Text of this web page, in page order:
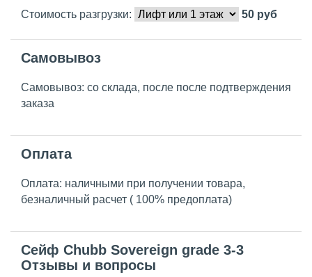
Стоимость разгрузки:
50 руб
Самовывоз
Самовывоз: со склада, после после подтверждения
заказа
Оплата
Оплата: наличными при получении товара,
безналичный расчет ( 100% предоплата)
Сейф Chubb Sovereign grade 3-3
Отзывы и вопросы